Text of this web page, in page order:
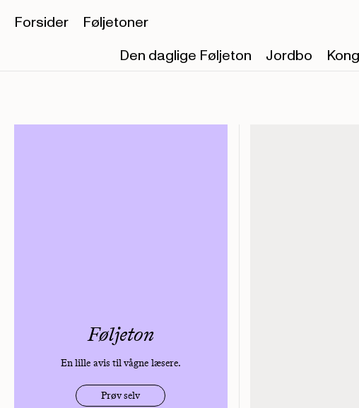
Forsider
Føljetoner
Den daglige Føljeton
Jordbo
Føljeton
En lille avis til vågne læsere.
Prøv selv